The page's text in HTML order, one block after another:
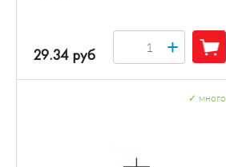
29.34 руб +
много